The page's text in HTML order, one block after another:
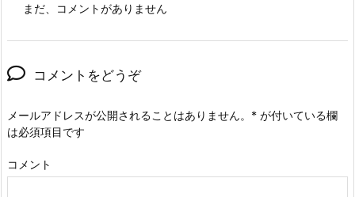
まだ、コメントがありません
コメントをどうぞ
メールアドレスが公開されることはありません。 * が付いている欄
は必須項目です
コメント